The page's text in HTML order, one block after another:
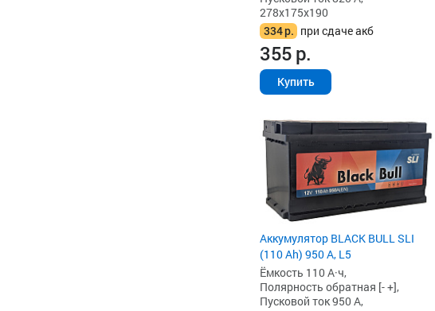
278x175x190
334р. при сдаче акб
355р.
Купить
Аккумулятор BLACK BULL SLI
(110 Ah) 950 А, L5
Ёмкость 110 А·ч,
Полярность обратная [- +],
Пусковой ток 950 А,